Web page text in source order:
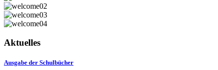
Aktuelles
Ausgabe der Schulbücher